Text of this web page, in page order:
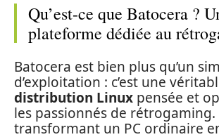
Qu’est-ce que Batocera ?
plateforme dédiée au
Batocera est bien plus qu’un
d’exploitation : c’est une
distribution Linux pensée et
les passionnés de rétrogaming.
transformant un PC ordinaire